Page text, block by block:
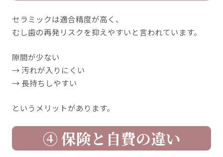
セラミックは適合精度が高く、
むし歯の再発リスクを抑えやすいと言われています。
隙間が少ない
→ 汚れが入りにくい
→ 長持ちしやすい
というメリットがあります。
④ 保険と自費の違い